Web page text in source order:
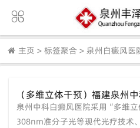
主页 > 标签聚合 > 泉州白癜风医
（多维立体干预）福建泉州
物、中医调理多管齐下
泉州中科白癜风医院采用“多维
308nm准分子光等现代光疗技术